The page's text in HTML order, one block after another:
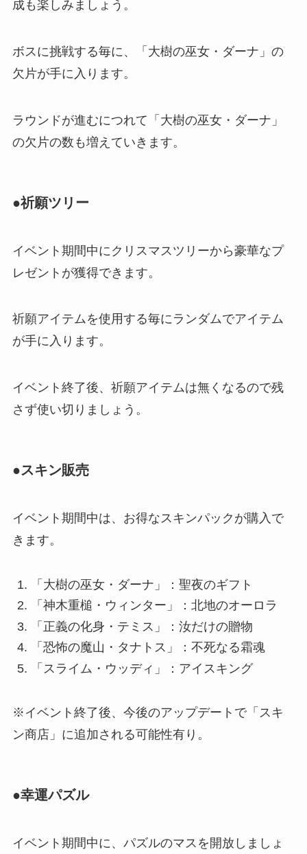
成も楽しみましょう。
ボスに挑戦する毎に、「大樹の巫女・ダーナ」の
欠片が手に入ります。
ラウンドが進むにつれて「大樹の巫女・ダーナ」
の欠片の数も増えていきます。
●祈願ツリー
イベント期間中にクリスマスツリーから豪華なプ
レゼントが獲得できます。
祈願アイテムを使用する毎にランダムでアイテム
が手に入ります。
イベント終了後、祈願アイテムは無くなるので残
さず使い切りましょう。
●スキン販売
イベント期間中は、お得なスキンパックが購入で
きます。
「大樹の巫女・ダーナ」：聖夜のギフト
「神木重槌・ウィンター」：北地のオーロラ
「正義の化身・テミス」：汝だけの贈物
「恐怖の魔山・タナトス」：不死なる霜魂
「スライム・ウッディ」：アイスキング
※イベント終了後、今後のアップデートで「スキ
ン商店」に追加される可能性有り。
●幸運パズル
イベント期間中に、パズルのマスを開放しましょ